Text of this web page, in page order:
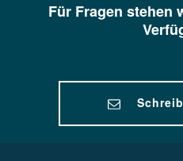
Für Fragen stehen